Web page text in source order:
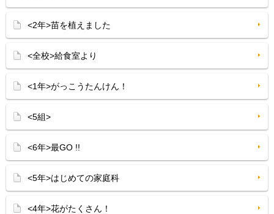
<2年>苗を植えました
<全校>給食室より
<1年>がっこうたんけん！
<5組>
<6年>最GO !!
<5年>はじめての家庭科
<4年>花がたくさん！